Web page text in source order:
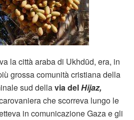
la città araba di Ukhdūd, era, in
grossa comunità cristiana della
sud dellavia delHijaz,
che scorreva lungo le
in comunicazione Gaza e gli